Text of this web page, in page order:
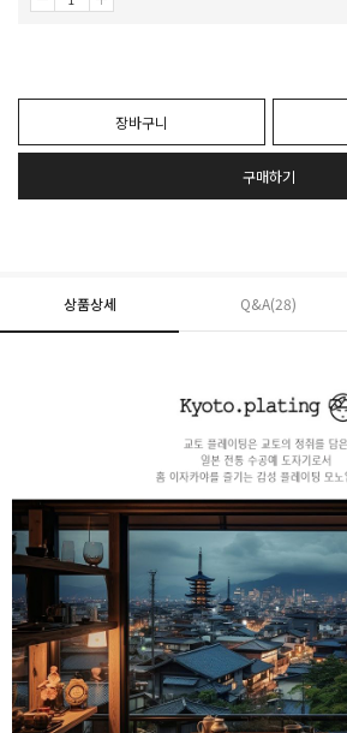
장바구니
구매하기
상품상세 Q&A(28)